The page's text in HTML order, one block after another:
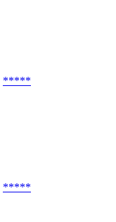
*****
*****